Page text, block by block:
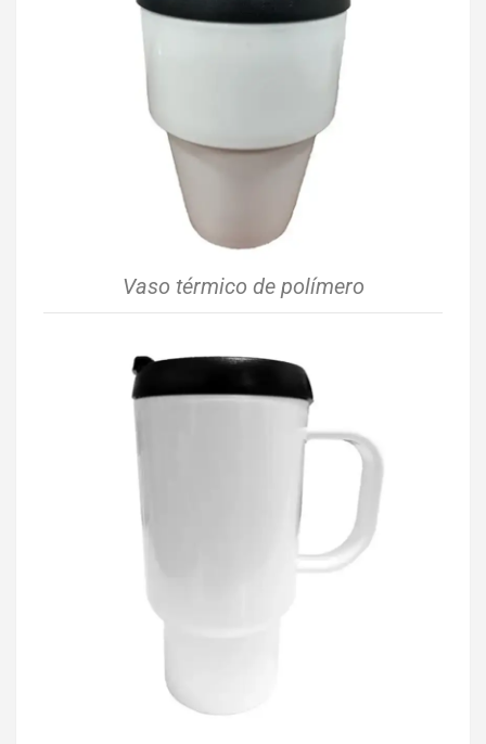
Vaso térmico de polímero